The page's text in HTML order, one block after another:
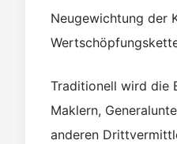
Neugewichtung der
Traditionell wird die
Maklern,
anderen